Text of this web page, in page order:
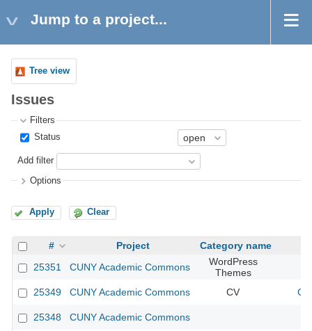
Jump to a project...
Tree view
Issues
Filters
Status
Add filter
Options
Apply Clear
# Project
Category name
25351
CUNY Academic Commons
WordPress
Themes
25349
CUNY Academic Commons CV
25348 CUNY Academic Commons